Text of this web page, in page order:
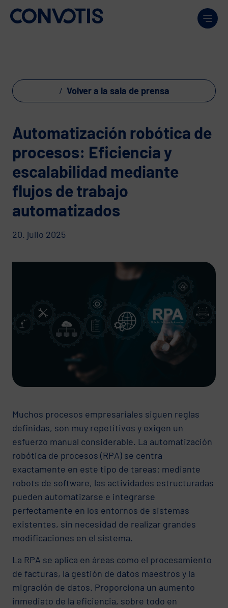
Skip to content
Volver a la sala de prensa
Automatización robótica de
procesos: Eficiencia y
escalabilidad mediante
flujos de trabajo
automatizados
20. julio 2025
Muchos procesos empresariales siguen reglas
definidas, son muy repetitivos y exigen un
esfuerzo manual considerable. La automatización
robótica de procesos (RPA) se centra
exactamente en este tipo de tareas: mediante
robots de software, las actividades estructuradas
pueden automatizarse e integrarse
perfectamente en los entornos de sistemas
existentes, sin necesidad de realizar grandes
modificaciones en el sistema.
La RPA se aplica en áreas como el procesamiento
de facturas, la gestión de datos maestros y la
migración de datos. Proporciona un aumento
inmediato de la eficiencia, sobre todo en